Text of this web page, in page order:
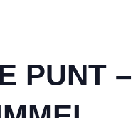
PUNT